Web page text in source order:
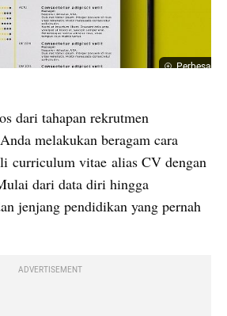
Perbesar
dari tahapan rekrutmen
melakukan beragam cara
curriculum vitae alias CV dengan
dari data diri hingga
jenjang pendidikan yang pernah
ADVERTISEMENT